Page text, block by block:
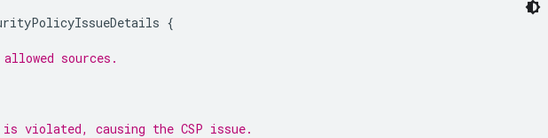
{
sources.
violated, causing the CSP issue.